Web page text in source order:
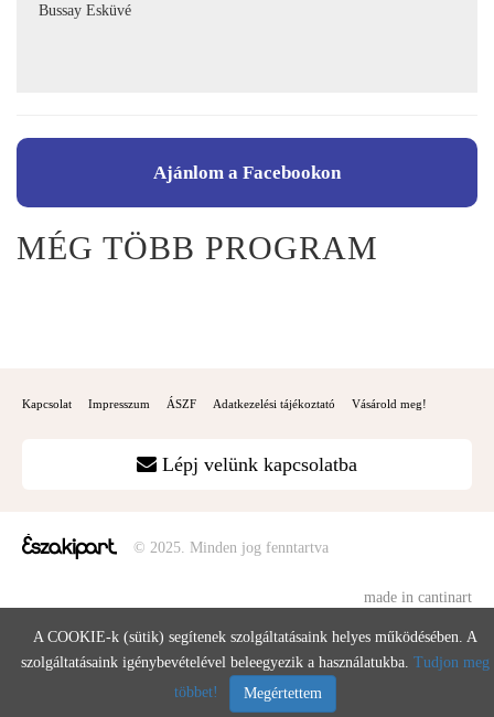
Bussay Esküvé
Ajánlom a Facebookon
MÉG TÖBB PROGRAM
Kapcsolat Impresszum ÁSZF Adatkezelési tájékoztató Vásárold meg!
Lépj velünk kapcsolatba
© 2025. Minden jog fenntartva
made in cantinart
A COOKIE-k (sütik) segítenek szolgáltatásaink helyes működésében. A
szolgáltatásaink igénybevételével beleegyezik a használatukba. Tudjon meg
többet!
Megértettem